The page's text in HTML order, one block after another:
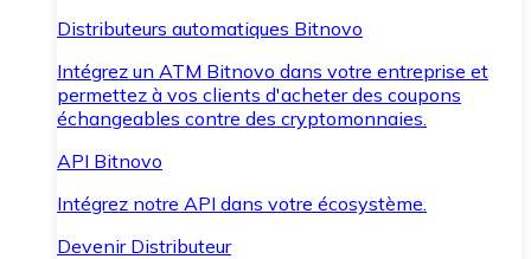
Distributeurs automatiques Bitnovo
Intégrez un ATM Bitnovo dans votre entreprise et
permettez à vos clients d'acheter des coupons
échangeables contre des cryptomonnaies.
API Bitnovo
Intégrez notre API dans votre écosystème.
Devenir Distributeur